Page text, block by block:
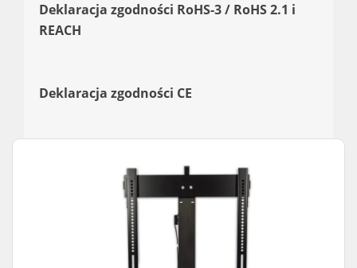
Deklaracja zgodności RoHS-3 / RoHS 2.1 i
REACH
Deklaracja zgodności CE